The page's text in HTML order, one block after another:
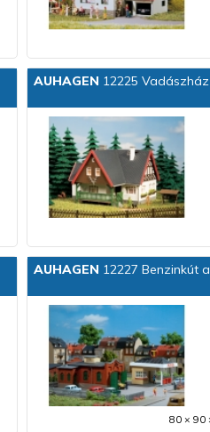
AUHAGEN 12225 Vadászház
AUHAGEN 12227 Benzinkút
80 × 90